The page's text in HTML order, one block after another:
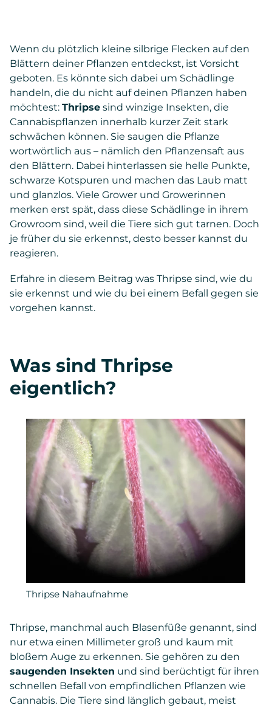
Wenn du plötzlich kleine silbrige Flecken auf den
Blättern deiner Pflanzen entdeckst, ist Vorsicht
geboten. Es könnte sich dabei um Schädlinge
handeln, die du nicht auf deinen Pflanzen haben
möchtest: Thripse sind winzige Insekten, die
Cannabispflanzen innerhalb kurzer Zeit stark
schwächen können. Sie saugen die Pflanze
wortwörtlich aus – nämlich den Pflanzensaft aus
den Blättern. Dabei hinterlassen sie helle Punkte,
schwarze Kotspuren und machen das Laub matt
und glanzlos. Viele Grower und Growerinnen
merken erst spät, dass diese Schädlinge in ihrem
Growroom sind, weil die Tiere sich gut tarnen. Doch
je früher du sie erkennst, desto besser kannst du
reagieren.
Erfahre in diesem Beitrag was Thripse sind, wie du
sie erkennst und wie du bei einem Befall gegen sie
vorgehen kannst.
Was sind Thripse
eigentlich?
Thripse Nahaufnahme
Thripse, manchmal auch Blasenfüße genannt, sind
nur etwa einen Millimeter groß und kaum mit
bloßem Auge zu erkennen. Sie gehören zu den
saugenden Insekten und sind berüchtigt für ihren
schnellen Befall von empfindlichen Pflanzen wie
Cannabis. Die Tiere sind länglich gebaut, meist